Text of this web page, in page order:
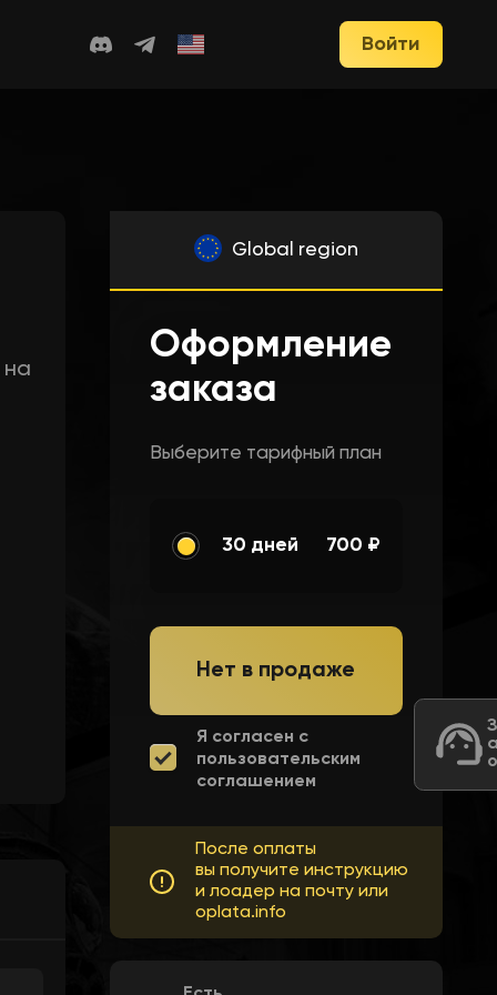
Войти
на
Global region
Оформление
заказа
Выберите тарифный план
30 дней 700 ₽
Нет в продаже
Я согласен с
пользовательским
соглашением
После оплаты
вы получите инструкцию
и лоадер на почту или
oplata.info